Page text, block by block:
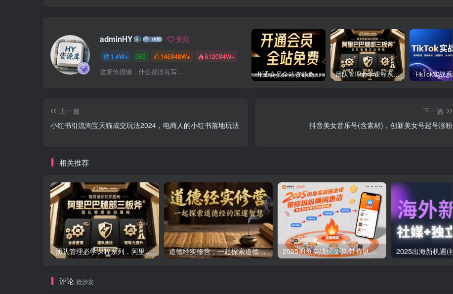
adminHY 关注
1.4W+ 0 146848W+ 612084W+
这家伙很懒，什么都没有写... 开通会员全站资源免费下载 开通VIP会员 HY资源库 团队管理必学课程系列，阿里巴巴“腿部三板斧”
上一篇
小红书引流淘宝天猫成交玩法2024，电商人的小红书落地玩法
下一篇
抖音美女音乐号(含素材)，创新美女号起号涨粉
相关推荐
团队管理必学课程系列，阿里巴巴“腿部三板斧” 道德经实修营，一起探索道德经的深邃智慧 2025闲鱼实战掘金课,带你纵横闲鱼店,零起点多维度打造全能玩家
评论 抢沙发